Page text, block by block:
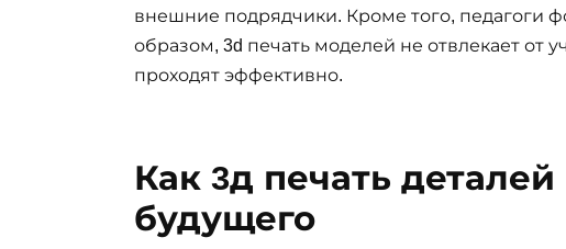
внешние подрядчики. Кроме того, педагоги
образом, 3d печать моделей не отвлекает от
проходят эффективно.
Как 3д печать
будущего